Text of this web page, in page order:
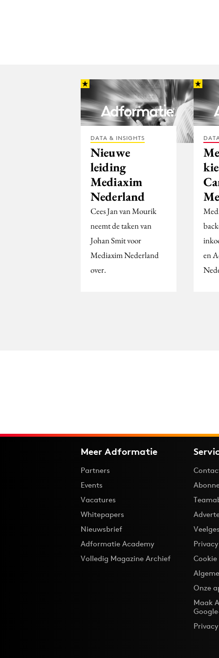
DATA & INSIGHTS
Nieuwe
leiding
Mediaxim
Nederland
Cees Jan van Mourik
neemt de taken van
Johan Smit voor
Mediaxim Nederland
over.
en
Meer Adformatie
Partners
Events
Vacatures
Whitepapers
Nieuwsbrief
Adformatie Academy
Volledig Magazine Archief
Onze
Maak